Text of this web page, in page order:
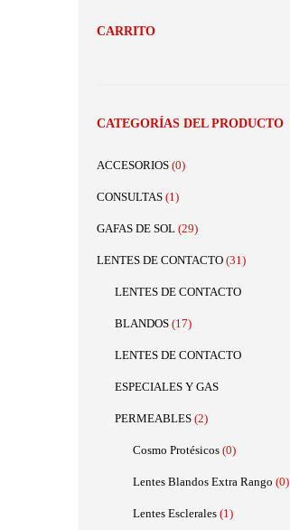
CARRITO
CATEGORÍAS DEL PRODUCTO
ACCESORIOS (0)
CONSULTAS (1)
GAFAS DE SOL (29)
LENTES DE CONTACTO (31)
LENTES DE CONTACTO
BLANDOS (17)
LENTES DE CONTACTO
ESPECIALES Y GAS
PERMEABLES (2)
Cosmo Protésicos (0)
Lentes Blandos Extra Rango (0)
Lentes Esclerales (1)